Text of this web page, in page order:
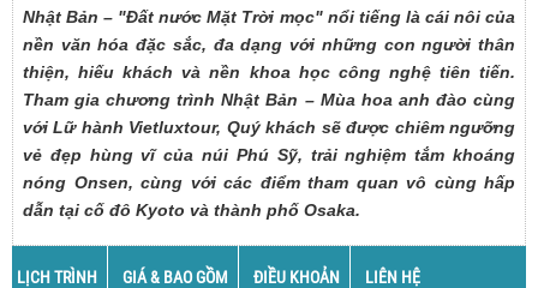
Nhật Bản – "Đất nước Mặt Trời mọc" nổi tiếng là cái nôi của
nền văn hóa đặc sắc, đa dạng với những con người thân
thiện, hiếu khách và nền khoa học công nghệ tiên tiến.
Tham gia chương trình Nhật Bản – Mùa hoa anh đào cùng
với Lữ hành Vietluxtour, Quý khách sẽ được chiêm ngưỡng
vẻ đẹp hùng vĩ của núi Phú Sỹ, trải nghiệm tắm khoáng
nóng Onsen, cùng với các điểm tham quan vô cùng hấp
dẫn tại cố đô Kyoto và thành phố Osaka.
LỊCH TRÌNH GIÁ & BAO GỒM ĐIỀU KHOẢN LIÊN HỆ